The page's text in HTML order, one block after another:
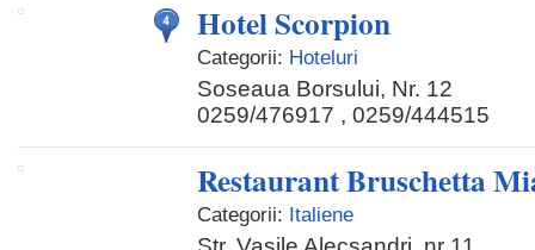
Hotel Scorpion
Categorii: Hoteluri
Soseaua Borsului, Nr. 12
0259/476917 , 0259/444515
Restaurant Bruschetta
Categorii: Italiene